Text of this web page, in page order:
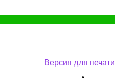
Версия для печати